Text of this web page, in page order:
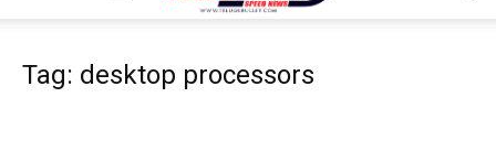
Tag: desktop processors